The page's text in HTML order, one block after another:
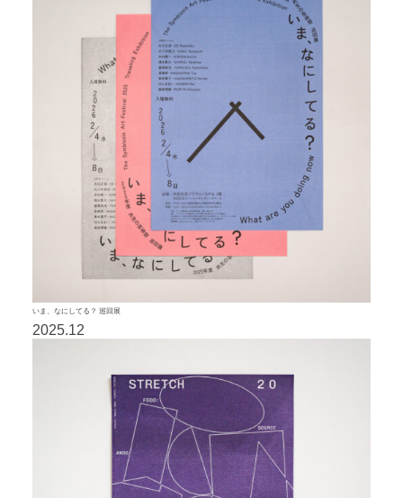
いま、なにしてる？ 巡回展
2025.12